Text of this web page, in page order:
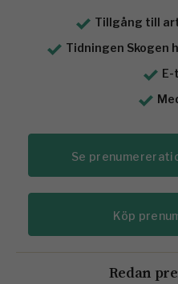
Tillgång till
Tidningen Skogen
Se
Köp
Redan